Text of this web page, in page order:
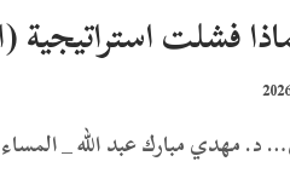
فشلت
د. مهدي مبارك عبد الله _